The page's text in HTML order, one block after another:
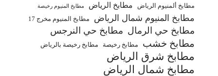
مطابخ ألمنيوم الرياض مطابخ الرياض مطابخ المنيوم رخيصة
مطابخ المنيوم شمال الرياض مطابخ المنيوم مخرج 17
مطابخ حي الرمال مطابخ حي النرجس
مطابخ خشب مطابخ رخيصة مطابخ رخيصة بالرياض
مطابخ شرق الرياض
مطابخ شمال الرياض